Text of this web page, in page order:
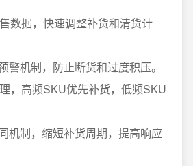
数据，快速调整补货和清货计
警机制，防止断货和过度积压。
，高频SKU优先补货，低频SKU
机制，缩短补货周期，提高响应